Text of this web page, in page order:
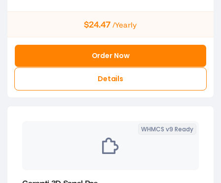
$24.47 /Yearly
Order Now
Details
WHMCS v9 Ready